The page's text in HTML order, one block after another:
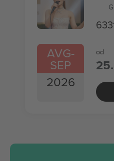
AVG-
SEP
2026
od